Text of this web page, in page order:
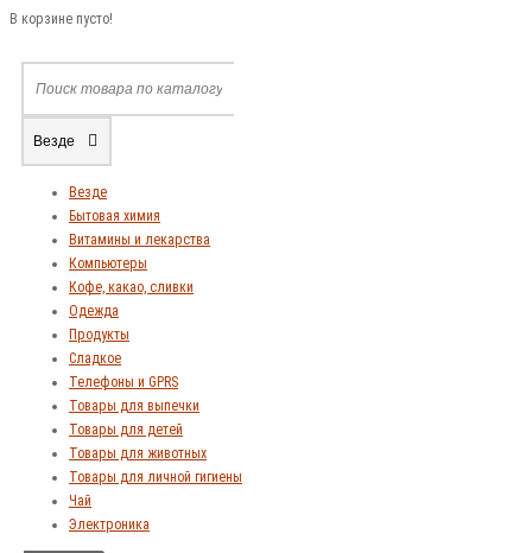
В корзине пусто!
Везде
Везде
Бытовая химия
Витамины и лекарства
Компьютеры
Кофе, какао, сливки
Одежда
Продукты
Сладкое
Телефоны и GPRS
Товары для выпечки
Товары для детей
Товары для животных
Товары для личной гигиены
Чай
Электроника